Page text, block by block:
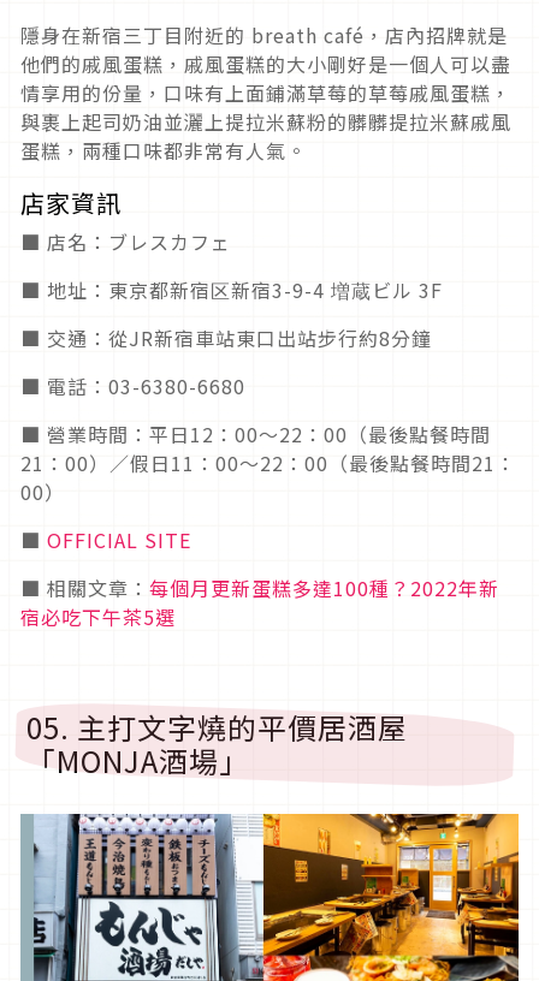
隱身在新宿三丁目附近的 breath café，店內招牌就是
他們的戚風蛋糕，戚風蛋糕的大小剛好是一個人可以盡
情享用的份量，口味有上面鋪滿草莓的草莓戚風蛋糕，
與裹上起司奶油並灑上提拉米蘇粉的髒髒提拉米蘇戚風
蛋糕，兩種口味都非常有人氣。
店家資訊
■ 店名：ブレスカフェ
■ 地址：東京都新宿区新宿3-9-4 増蔵ビル 3F
■ 交通：從JR新宿車站東口出站步行約8分鐘
■ 電話：03-6380-6680
■ 營業時間：平日12：00～22：00（最後點餐時間
21：00）／假日11：00～22：00（最後點餐時間21：
00）
■ OFFICIAL SITE
■ 相關文章： 每個月更新蛋糕多達100種？2022年新
宿必吃下午茶5選
05. 主打文字燒的平價居酒屋
「MONJA酒場」